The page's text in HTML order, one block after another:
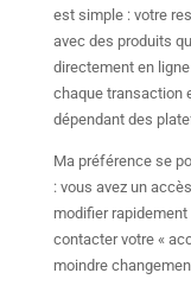
est simple : votre
avec des produits
directement en
chaque transaction
dépendant des
Ma préférence se
: vous avez un
modifier
contacter votre «
moindre